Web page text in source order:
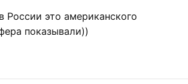
России это американского
показывали))